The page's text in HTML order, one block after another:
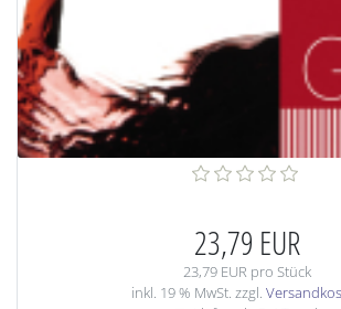
23,79 EUR
23,79 EUR pro Stück
inkl. 19 % MwSt. zzgl.